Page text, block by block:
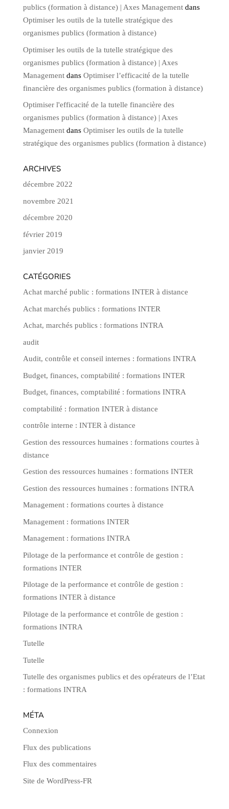
publics (formation à distance) | Axes Managementdans
Optimiser les outils de la tutelle stratégique des
organismes publics (formation à distance)
Optimiser les outils de la tutelle stratégique des
organismes publics (formation à distance) | Axes
Managementdans Optimiser l’efficacité de la tutelle
financière des organismes publics (formation à distance)
Optimiser l'efficacité de la tutelle financière des
organismes publics (formation à distance) | Axes
Managementdans Optimiser les outils de la tutelle
stratégique des organismes publics (formation à distance)
ARCHIVES
décembre 2022
novembre 2021
décembre 2020
février 2019
janvier 2019
CATÉGORIES
Achat marché public : formations INTER à distance
Achat marchés publics : formations INTER
Achat, marchés publics : formations INTRA
audit
Audit, contrôle et conseil internes : formations INTRA
Budget, finances, comptabilité : formations INTER
Budget, finances, comptabilité : formations INTRA
comptabilité : formation INTER à distance
contrôle interne : INTER à distance
Gestion des ressources humaines : formations courtes à
distance
Gestion des ressources humaines : formations INTER
Gestion des ressources humaines : formations INTRA
Management : formations courtes à distance
Management : formations INTER
Management : formations INTRA
Pilotage de la performance et contrôle de gestion :
formations INTER
Pilotage de la performance et contrôle de gestion :
formations INTER à distance
Pilotage de la performance et contrôle de gestion :
formations INTRA
Tutelle
Tutelle
Tutelle des organismes publics et des opérateurs de l’Etat
: formations INTRA
MÉTA
Connexion
Flux des publications
Flux des commentaires
Site de WordPress-FR